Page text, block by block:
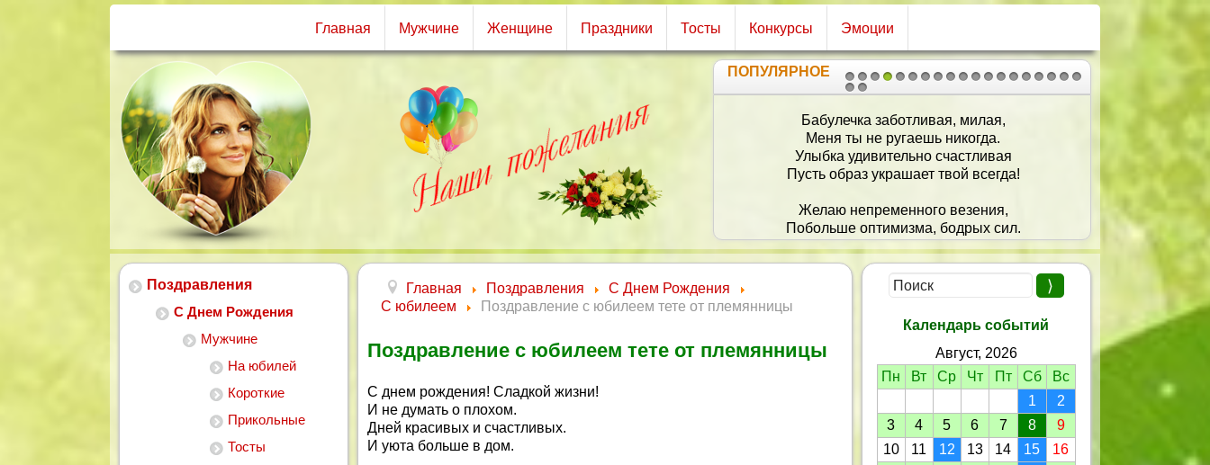
Главная Мужчине Женщине Праздники Тосты Конкурсы Эмоции
1 2
2021
ПОПУЛЯРНОЕ
Бабулечка заботливая, милая,
Меня ты не ругаешь никогда.
Улыбка удивительно счастливая
Пусть образ украшает твой всегда!
Желаю непременного везения,
Побольше оптимизма, бодрых сил.
От сердца поздравляю с днем рождения,
Хочу, чтоб этот праздник светлым был!
Поздравления
С Днем Рождения
Мужчине
На юбилей
Короткие
Прикольные
Тосты
Главная Поздравления
С Днем Рождения
С юбилеем
Поздравление с юбилеем тете от племянницы
Поздравление с юбилеем тете от племянницы
С днем рождения! Сладкой жизни!
И не думать о плохом.
Дней красивых и счастливых.
И уюта больше в дом.
Календарь событий
Август, 2026
Пн
Вт Ср Чт Пт Сб
Вс
1
2
3
4 5 6 7 8
9
10
11 12 13 14 15
16